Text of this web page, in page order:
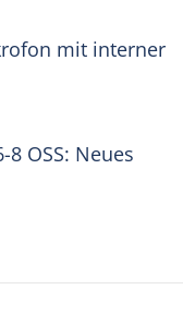
mit interner
8 OSS: Neues